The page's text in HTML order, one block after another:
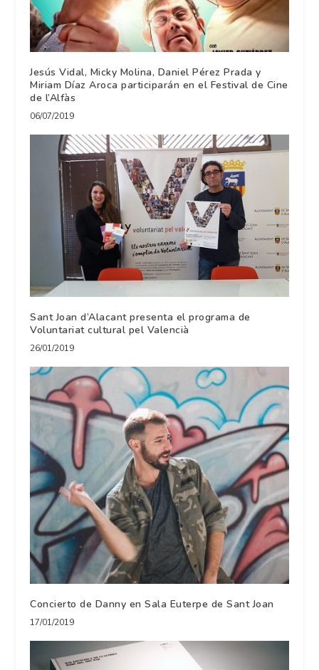
Jesús Vidal, Micky Molina, Daniel Pérez Prada y
Miriam Díaz Aroca participarán en el Festival de Cine
de l’Alfàs
06/07/2019
Sant Joan d’Alacant presenta el programa de
Voluntariat cultural pel Valencià
26/01/2019
Concierto de Danny en Sala Euterpe de Sant Joan
17/01/2019